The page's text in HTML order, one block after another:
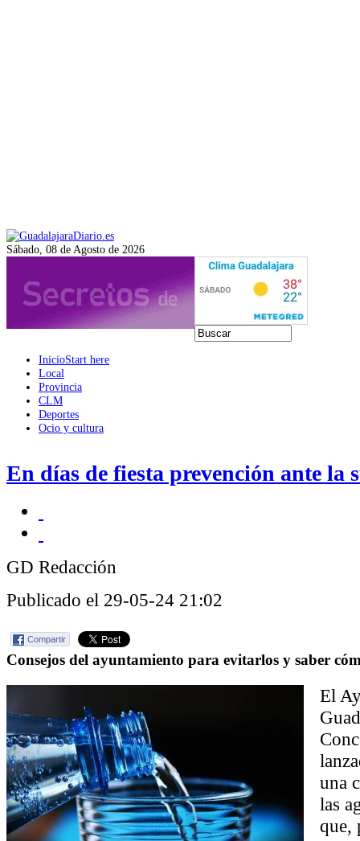
Sábado, 08 de Agosto de 2026
InicioStart here
Local
Provincia
CLM
Deportes
Ocio y cultura
En días de fiesta prevención ante la
GD Redacción
Publicado el 29-05-24 21:02
Compartir
Consejos del ayuntamiento para evitarlos y saber
El
una
las
que,